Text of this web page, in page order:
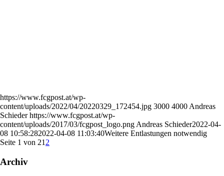
https://www.fcgpost.at/wp-
content/uploads/2022/04/20220329_172454.jpg 3000 4000 Andreas
Schieder https://www.fcgpost.at/wp-
content/uploads/2017/03/fcgpost_logo.png Andreas Schieder2022-04-
08 10:58:282022-04-08 11:03:40Weitere Entlastungen notwendig
Seite 1 von 21 2
Archiv